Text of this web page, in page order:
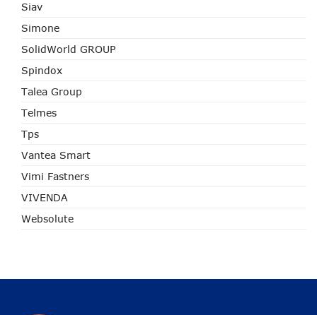
Siav
Simone
SolidWorld GROUP
Spindox
Talea Group
Telmes
Tps
Vantea Smart
Vimi Fastners
VIVENDA
Websolute